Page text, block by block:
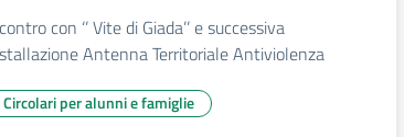
con ‘’ Vite di Giada’’ e successiva
Antenna Territoriale Antiviolenza
Circolari per alunni e famiglie